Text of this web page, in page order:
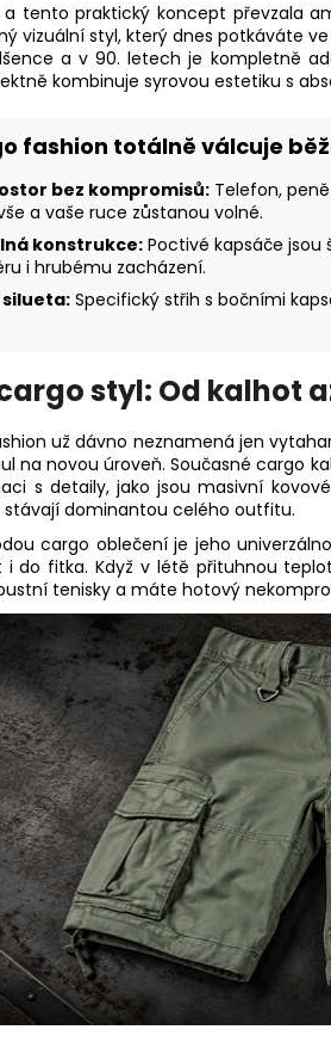
tento praktický koncept převzala
vizuální styl, který dnes potkáváte
a v 90. letech je kompletně
kombinuje syrovou estetiku s
fashion totálně válcuje
bez kompromisů: Telefon,
a vaše ruce zůstanou volné.
konstrukce: Poctivé kapsáče
i hrubému zacházení.
silueta:Specifický střih s bočními
styl: Od kalhot
už dávno neznamená jen
na novou úroveň. Současnécargo
s detaily, jako jsou masivní
stávají dominantou celého outfitu.
cargo oblečení je jeho
i do fitka. Když v létě přituhnou
tenisky a máte hotový